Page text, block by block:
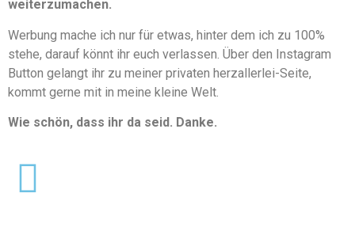
weiterzumachen.
Werbung mache ich nur für etwas, hinter dem ich zu 100%
stehe, darauf könnt ihr euch verlassen. Über den Instagram
Button gelangt ihr zu meiner privaten herzallerlei-Seite,
kommt gerne mit in meine kleine Welt.
Wie schön, dass ihr da seid. Danke.